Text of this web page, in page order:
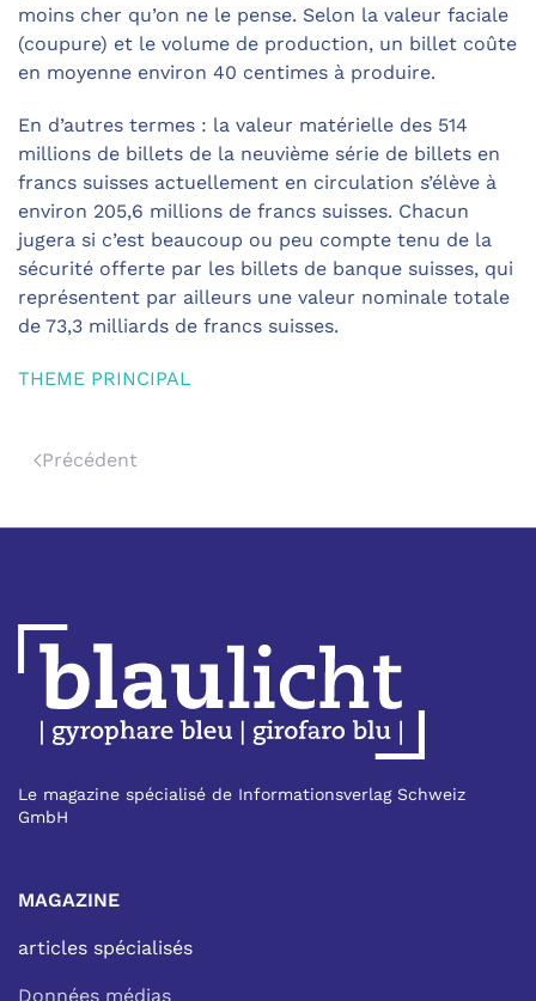
moins cher qu’on ne le pense. Selon la valeur faciale
(coupure) et le volume de production, un billet coûte
en moyenne environ 40 centimes à produire.
En d’autres termes : la valeur matérielle des 514
millions de billets de la neuvième série de billets en
francs suisses actuellement en circulation s’élève à
environ 205,6 millions de francs suisses. Chacun
jugera si c’est beaucoup ou peu compte tenu de la
sécurité offerte par les billets de banque suisses, qui
représentent par ailleurs une valeur nominale totale
de 73,3 milliards de francs suisses.
THEME PRINCIPAL
Précédent
Le magazine spécialisé de Informationsverlag Schweiz
GmbH
MAGAZINE
articles spécialisés
Données médias